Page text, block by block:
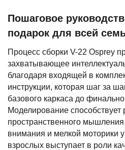
Пошаговое
подарок для всей
Процесс сборки V-22 Osprey
захватывающее
благодаря входящей в
инструкции, которая шаг за
базового каркаса до
Моделирование способствует
пространственного
внимания и мелкой моторики
взрослых выступает в роли